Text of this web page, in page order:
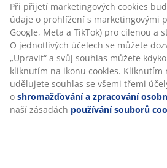
Při přijetí marketingových cookies
údaje o prohlížení s marketingovými
Google, Meta a TikTok) pro cílenou a
O jednotlivých účelech se můžete
„Upravit“ a svůj souhlas můžete
kliknutím na ikonu cookies. Kliknutím
udělujete souhlas se všemi třemi
o shromažďování a zpracování
naší zásadách používání souborů